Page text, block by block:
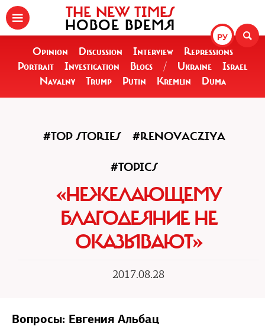
РУ
THE NEW TIMES
НОВОЕ ВРЕМЯ
Opinion Discussion Interview
Repressions
Portrait
Investigation Blogs / Ukraine
Israel
Navalny
Trump Putin Kremlin Duma
#TOP STORIES #RENOVACZIYA
#TOPICS
«НЕЖЕЛАЮЩЕМУ
БЛАГОДЕЯНИЕ НЕ
ОКАЗЫВАЮТ»
2017.08.28
Вопросы: Евгения Альбац